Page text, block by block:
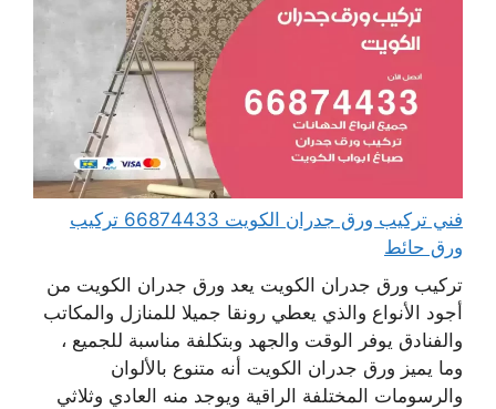
فني تركيب ورق جدران الكويت 66874433 تركيب
ورق حائط
تركيب ورق جدران الكويت يعد ورق جدران الكويت من
أجود الأنواع والذي يعطي رونقا جميلا للمنازل والمكاتب
والفنادق يوفر الوقت والجهد وبتكلفة مناسبة للجميع ،
وما يميز ورق جدران الكويت أنه متنوع بالألوان
والرسومات المختلفة الراقية ويوجد منه العادي وثلاثي